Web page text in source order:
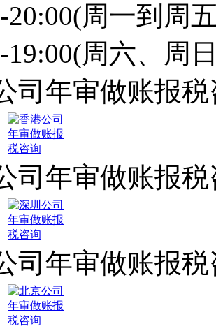
20:00(周一到周
19:00(周六、周
司年审做账报税
司年审做账报税
司年审做账报税